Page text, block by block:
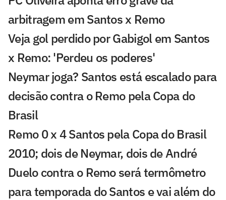
arbitragem em Santos x Remo
Veja gol perdido por Gabigol em Santos
x Remo: 'Perdeu os poderes'
Neymar joga? Santos está escalado para
decisão contra o Remo pela Copa do
Brasil
Remo 0 x 4 Santos pela Copa do Brasil
2010; dois de Neymar, dois de André
Duelo contra o Remo será termômetro
para temporada do Santos e vai além do